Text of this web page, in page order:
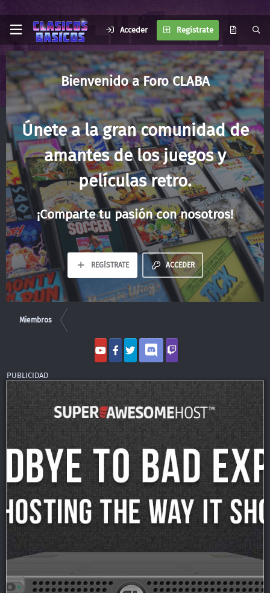
Acceder Regístrate
Foro CLABA
Únete a la gran comunidad de
amantes de los juegos y
películas retro.
¡Comparte tu pasión con nosotros!
ACCEDER
REGÍSTRATE
Miembros